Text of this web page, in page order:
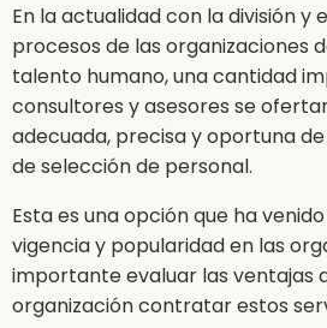
En la actualidad con la división y
procesos de las organizaciones
talento humano, una cantidad
consultores y asesores se
adecuada, precisa y oportuna
de selección de personal.
Esta es una opción que ha
vigencia y popularidad en las
importante evaluar las ventajas
organización contratar estos